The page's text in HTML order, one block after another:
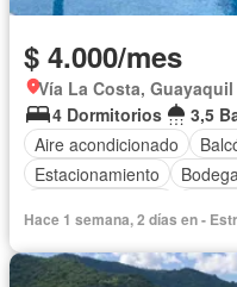
$ 4.000/mes
Vía La Costa, Guayaquil
4 Dormitorios
3,5
Aire acondicionado
Estacionamiento
Bodega
Área para niños
Piscina
Hace 1 semana, 2 días en -